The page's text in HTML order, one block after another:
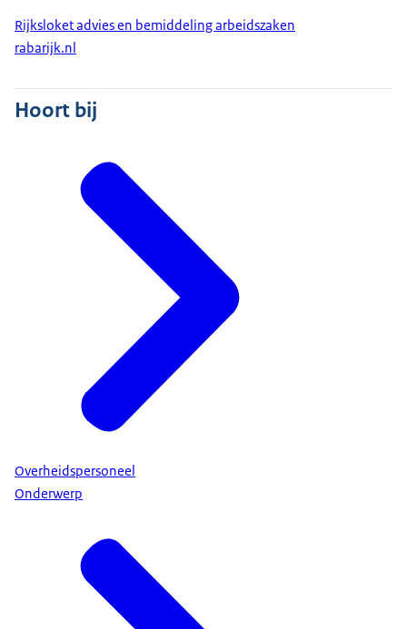
Rijksloket advies en bemiddeling arbeidszaken
rabarijk.nl
Hoort bij
Overheidspersoneel
Onderwerp